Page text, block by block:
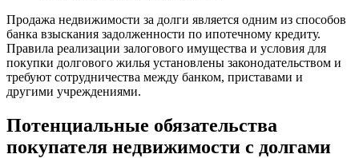
Продажа недвижимости за долги является одним из способов
банка взыскания задолженности по ипотечному кредиту.
Правила реализации залогового имущества и условия для
покупки долгового жилья установлены законодательством и
требуют сотрудничества между банком, приставами и
другими учреждениями.
Потенциальные обязательства
покупателя недвижимости с долгами